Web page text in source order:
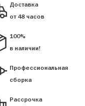
Доставка
от 48 часов
100%
в наличии!
Профессиональная
сборка
Рассрочка